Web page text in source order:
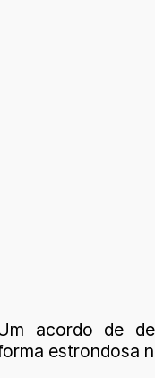
acordo de
estrondosa